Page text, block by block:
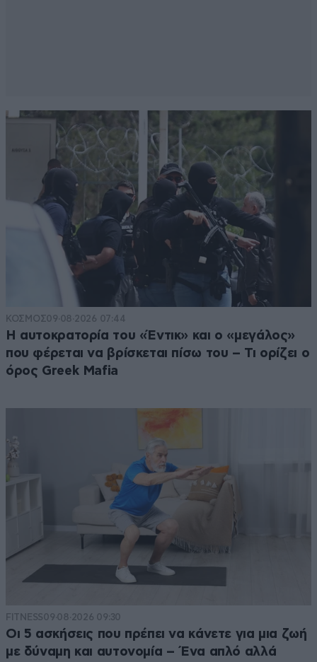
ΚΟΣΜΟΣ09·08·2026 07:44
Η αυτοκρατορία του «Έντικ» και ο «μεγάλος»
που φέρεται να βρίσκεται πίσω του – Τι ορίζει ο
όρος Greek Mafia
FITNESS09·08·2026 09:30
Οι 5 ασκήσεις που πρέπει να κάνετε για μια ζωή
με δύναμη και αυτονομία – Ένα απλό αλλά